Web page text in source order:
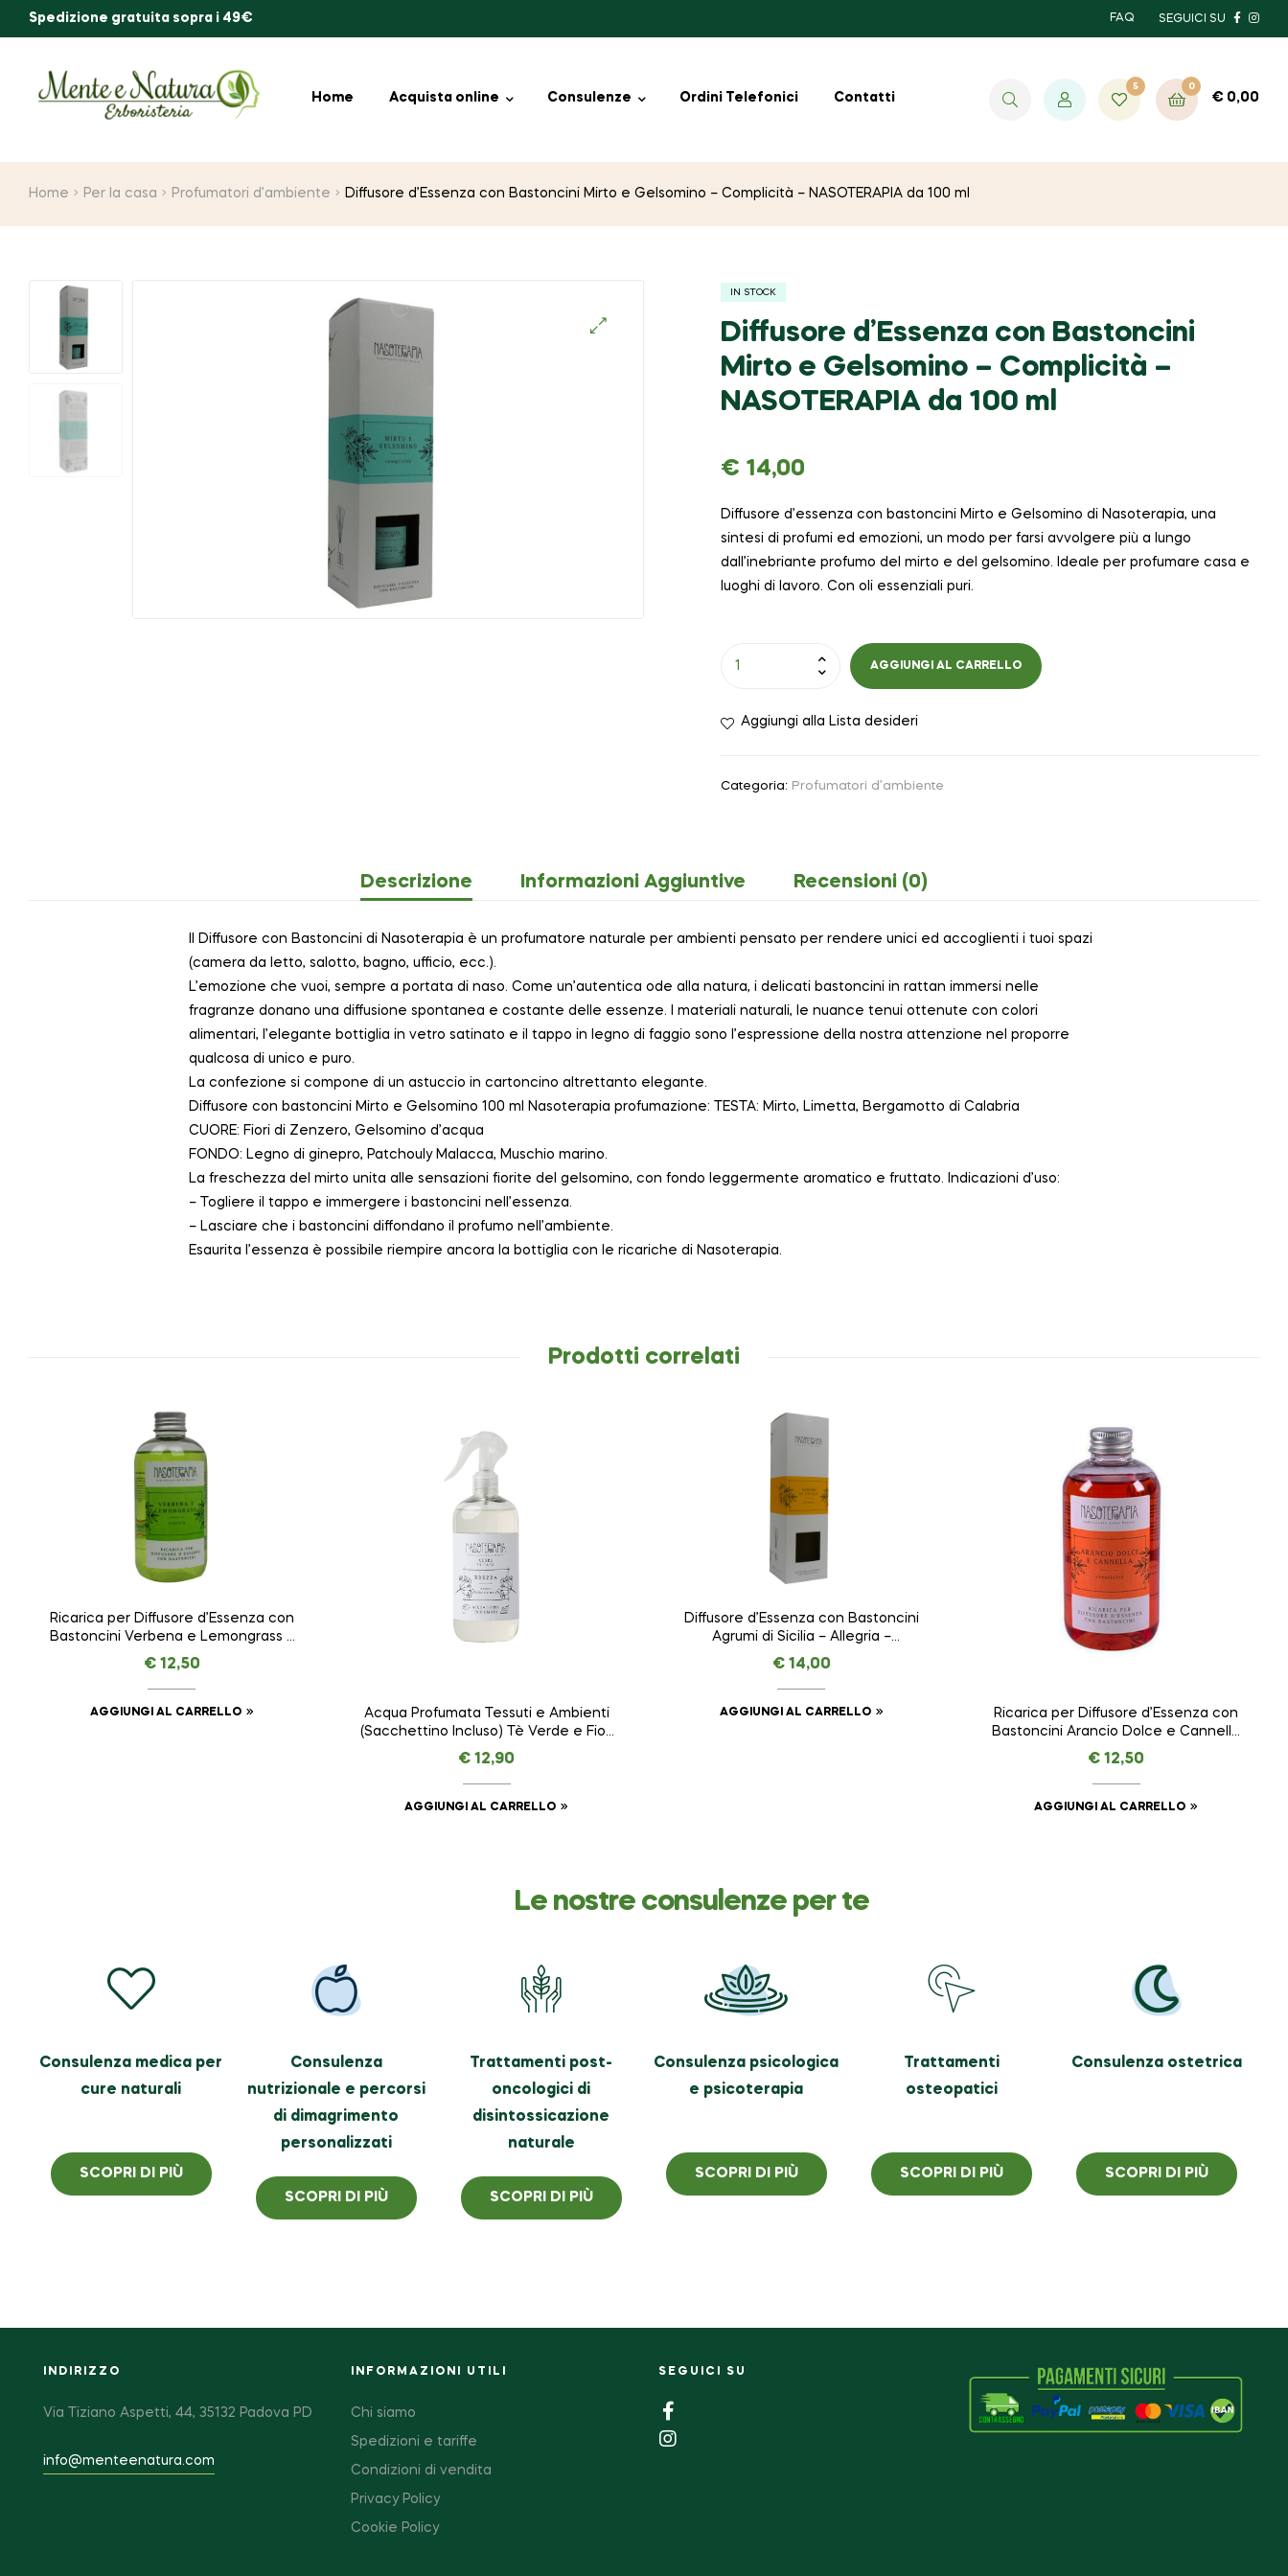
Spedizione gratuita sopra i 49€ FAQ SEGUICI SU
Home Acquista online Consulenze Ordini Telefonici Contatti
5 0
€ 0,00
Home Per la casa Profumatori d’ambiente Diffusore d’Essenza con Bastoncini Mirto e Gelsomino – Complicità – NASOTERAPIA da 100 ml
IN STOCK
Diffusore d’Essenza con Bastoncini
Mirto e Gelsomino – Complicità –
NASOTERAPIA da 100 ml
€ 14,00
Diffusore d’essenza con bastoncini Mirto e Gelsomino di Nasoterapia, una
sintesi di profumi ed emozioni, un modo per farsi avvolgere più a lungo
dall’inebriante profumo del mirto e del gelsomino. Ideale per profumare casa e
luoghi di lavoro. Con oli essenziali puri.
AGGIUNGI AL CARRELLO
Aggiungi alla Lista desideri
Categoria: Profumatori d’ambiente
Descrizione Informazioni Aggiuntive Recensioni (0)
Il Diffusore con Bastoncini di Nasoterapia è un profumatore naturale per ambienti pensato per rendere unici ed accoglienti i tuoi spazi
(camera da letto, salotto, bagno, ufficio, ecc.).
L’emozione che vuoi, sempre a portata di naso. Come un’autentica ode alla natura, i delicati bastoncini in rattan immersi nelle
fragranze donano una diffusione spontanea e costante delle essenze. I materiali naturali, le nuance tenui ottenute con colori
alimentari, l’elegante bottiglia in vetro satinato e il tappo in legno di faggio sono l’espressione della nostra attenzione nel proporre
qualcosa di unico e puro.
La confezione si compone di un astuccio in cartoncino altrettanto elegante.
Diffusore con bastoncini Mirto e Gelsomino 100 ml Nasoterapia profumazione: TESTA: Mirto, Limetta, Bergamotto di Calabria
CUORE: Fiori di Zenzero, Gelsomino d’acqua
FONDO: Legno di ginepro, Patchouly Malacca, Muschio marino.
La freschezza del mirto unita alle sensazioni fiorite del gelsomino, con fondo leggermente aromatico e fruttato. Indicazioni d’uso:
– Togliere il tappo e immergere i bastoncini nell’essenza.
– Lasciare che i bastoncini diffondano il profumo nell’ambiente.
Esaurita l’essenza è possibile riempire ancora la bottiglia con le ricariche di Nasoterapia.
Prodotti correlati
Ricarica per Diffusore d’Essenza con
Bastoncini Verbena e Lemongrass –
Vitalità – NASOTERAPIA da 250 ml
€12,50
AGGIUNGI AL CARRELLO
Acqua Profumata Tessuti e Ambienti
(Sacchettino Incluso) Tè Verde e Fiori
d’Arancio – Brezza – NASOTERAPIA da
250 ml
€ 12,90
AGGIUNGI AL CARRELLO
Diffusore d’Essenza con Bastoncini
Agrumi di Sicilia – Allegria –
NASOTERAPIA da 100 ml
€14,00
AGGIUNGI AL CARRELLO
Ricarica per Diffusore d’Essenza con
Bastoncini Arancio Dolce e Cannella
– Creatività – NASOTERAPIA da 250 ml
€ 12,50
AGGIUNGI AL CARRELLO
Le nostre consulenze per te
Consulenza medica per
cure naturali
SCOPRI DI PIÙ
Consulenza
nutrizionale e percorsi
di dimagrimento
personalizzati
SCOPRI DI PIÙ
Trattamenti post-
oncologici di
disintossicazione
naturale
SCOPRI DI PIÙ
Consulenza psicologica
e psicoterapia
SCOPRI DI PIÙ
Trattamenti
osteopatici
SCOPRI DI PIÙ
Consulenza ostetrica
SCOPRI DI PIÙ
INDIRIZZO
Via Tiziano Aspetti, 44, 35132 Padova PD
info@menteenatura.com
INFORMAZIONI UTILI
Chi siamo
Spedizioni e tariffe
Condizioni di vendita
Privacy Policy
Cookie Policy
SEGUICI SU